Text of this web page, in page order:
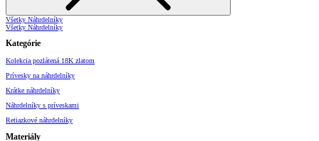
Všetky Náhrdelníky
Všetky Náhrdelníky
Kategórie
Kolekcia pozlátená 18K zlatom
Prívesky na náhrdelníky
Krátke náhrdelníky
Náhrdelníky s príveskami
Retiazkové náhrdelníky
Materiály